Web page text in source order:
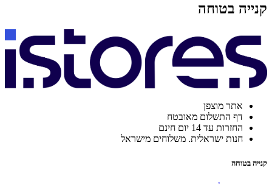
קנייה בטוחה
אתר מוצפן
דף התשלום מאובטח
החזרות עד 14 יום חינם
חנות ישראלית. משלוחים מישראל
קנייה בטוחה